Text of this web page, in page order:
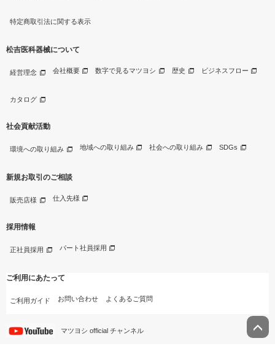
特定商取引法に関する表示
松吉医科器械について
経営理念 会社概要 数字で見るマツヨシ 歴史 ビジネスフロー
カタログ
社会貢献活動
環境への取り組み 地域への取り組み 社会への取り組み SDGs
新規お取引のご相談
販売店様 仕入先様
採用情報
正社員採用 パート社員採用
ご利用にあたって
ご利用ガイド お問い合わせ よくあるご質問
マツヨシ official チャンネル